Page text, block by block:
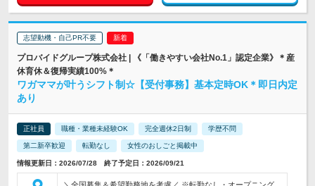
志望動機・自己PR不要
プロバイドグループ株式会社 | 《「働きやすい会社No.1」認定企業》＊産
休育休＆復帰実績100%＊
ワガママが叶うシフト制☆【受付事務】基本定時OK＊即日内定
あり
正社員 職種・業種未経験OK 完全週休2日制 学歴不問
第二新卒歓迎 転勤なし 女性のおしごと掲載中
情報更新日：2026/07/28 終了予定日：2026/09/21
＼全国募集＆希望勤務地を考慮／ ※転勤なし・オープニング